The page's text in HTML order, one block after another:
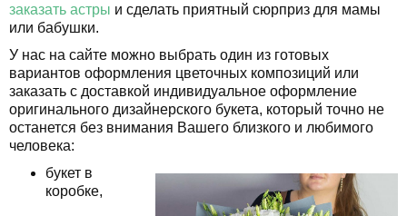
заказать астры и сделать приятный сюрприз для мамы
или бабушки.
У нас на сайте можно выбрать один из готовых
вариантов оформления цветочных композиций или
заказать с доставкой индивидуальное оформление
оригинального дизайнерского букета, который точно не
останется без внимания Вашего близкого и любимого
человека:
букет в
коробке,